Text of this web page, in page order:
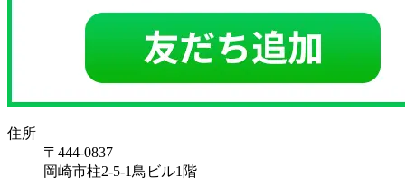
住所
〒444-0837
岡崎市柱2-5-1鳥ビル1階